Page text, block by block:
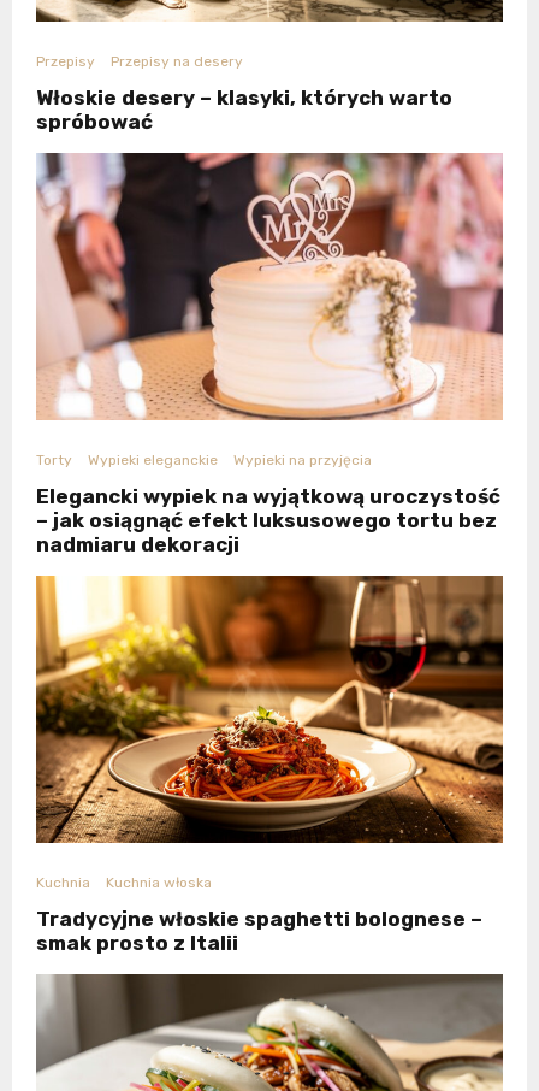
Przepisy Przepisy na desery
Włoskie desery – klasyki, których warto
spróbować
Torty Wypieki eleganckie Wypieki na przyjęcia
Elegancki wypiek na wyjątkową uroczystość
– jak osiągnąć efekt luksusowego tortu bez
nadmiaru dekoracji
Kuchnia Kuchnia włoska
Tradycyjne włoskie spaghetti bolognese –
smak prosto z Italii